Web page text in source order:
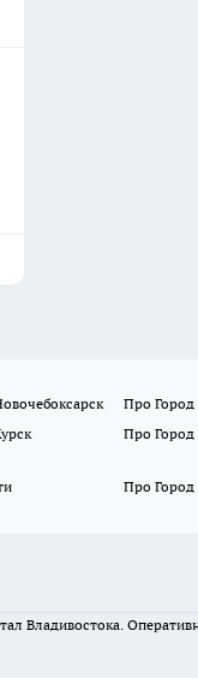
Про Город
Про
Про Город
Владивостока.